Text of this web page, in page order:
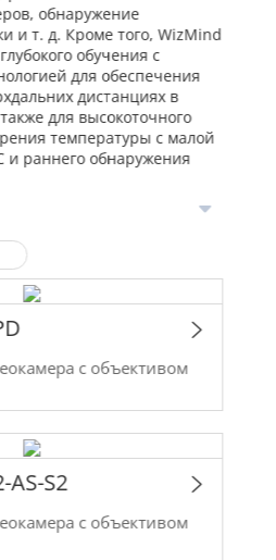
обнаружение
и т. д. Кроме того, WizMind
обучения с
для обеспечения
дистанциях в
для высокоточного
температуры с малой
и раннего обнаружения
с объективом
AS-S2
с объективом